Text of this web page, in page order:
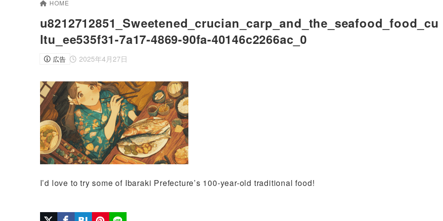
HOME
u8212712851_Sweetened_crucian_carp_and_the_seafood_food_cu
ltu_ee535f31-7a17-4869-90fa-40146c2266ac_0
広告 2025年4月27日
I’d love to try some of Ibaraki Prefecture’s 100-year-old traditional food!